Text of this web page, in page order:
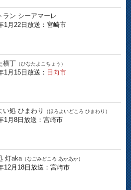
ラン シーアマーレ
1月22日放送：宮崎市
横丁 （ひなたよこちょう）
1月15日放送： 日向市
い処 ひまわり （ほろよいどころ ひまわり）
1月8日放送：宮崎市
灯aka （なごみどころ あかあか）
12月18日放送：宮崎市